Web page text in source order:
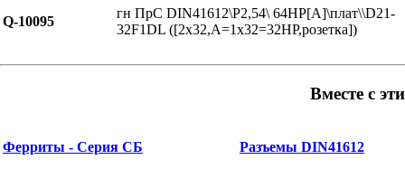
Q-10095
гн ПрС DIN41612\P2,54\ 64HP[A]\плат\\D21-
32F1DL ([2x32,A=1x32=32HP,розетка])
Вместе с
Ферриты - Серия СБ Разъемы DIN41612